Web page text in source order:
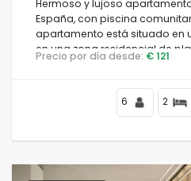
Hermoso y lujoso
España, con piscina
apartamento está situado en
en una zona residencial de
y bares, tiendas y
Precio por día desde: € 121
6 2